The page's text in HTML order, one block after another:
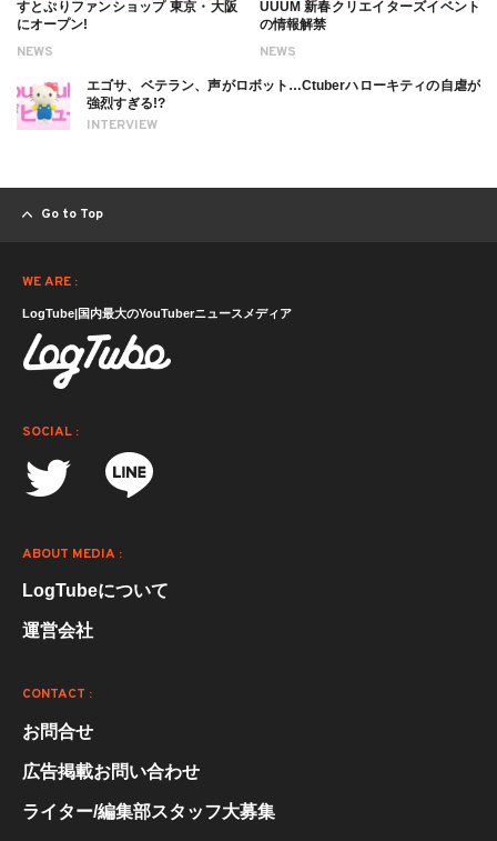
NEWS
すとぷりファンショップ 東京・大阪
にオープン!
NEWS
UUUM 新春クリエイターズイベント
の情報解禁
INTERVIEW
エゴサ、ベテラン、声がロボット…Ctuberハローキティの自虐が
強烈すぎる!?
Go to Top
WE ARE :
LogTube|国内最大のYouTuberニュースメディア
SOCIAL :
ABOUT MEDIA :
LogTubeについて
運営会社
CONTACT :
お問合せ
広告掲載お問い合わせ
ライター/編集部スタッフ大募集